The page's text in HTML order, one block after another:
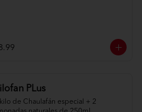
PLus
de Chaulafán especial + 2